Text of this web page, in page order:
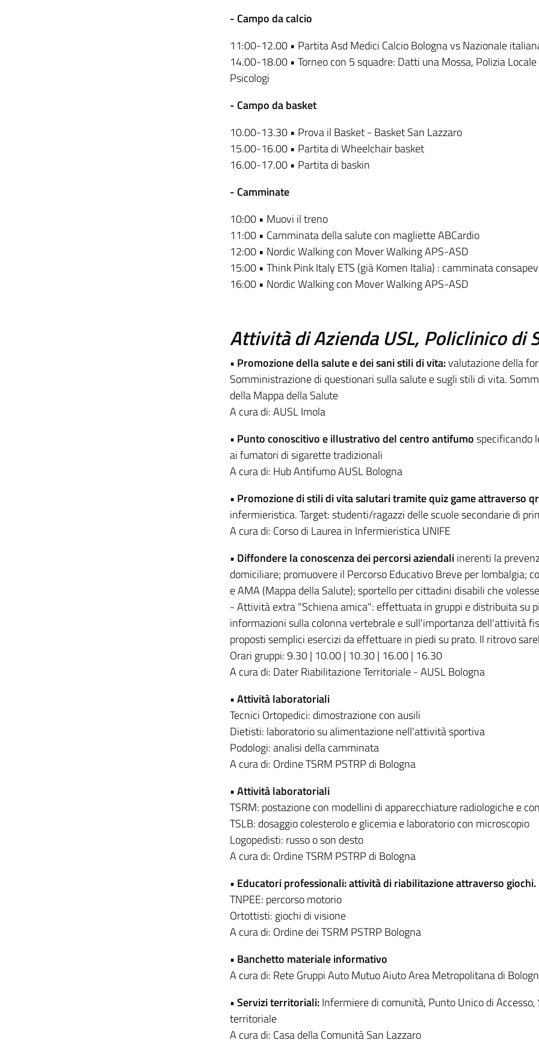
- Campo da calcio
11:00-12.00 • Partita Asd Medici Calcio Bologna vs Nazionale
14.00-18.00 • Torneo con 5 squadre: Datti una Mossa, Polizia
Psicologi
- Campo da basket
10.00-13.30 • Prova il Basket - Basket San Lazzaro
15.00-16.00 • Partita di Wheelchair basket
16.00-17.00 • Partita di baskin
- Camminate
10:00 • Muovi il treno
11:00 • Camminata della salute con magliette ABCardio
12:00 • Nordic Walking con Mover Walking APS-ASD
15:00 • Think Pink Italy ETS (già Komen Italia) : camminata
16:00 • Nordic Walking con Mover Walking APS-ASD
Attività di Azienda USL, Policlinico di
• Promozione della salute e dei sani stili di vita:valutazione della
Somministrazione di questionari sulla salute e sugli stili di vita.
della Mappa della Salute
A cura di: AUSL Imola
• Punto conoscitivo e illustrativo del centro antifumospecificando
ai fumatori di sigarette tradizionali
A cura di: Hub Antifumo AUSL Bologna
• Promozione di stili di vita salutari tramite quiz game attraverso
infermieristica. Target: studenti/ragazzi delle scuole secondarie di
A cura di: Corso di Laurea in Infermieristica UNIFE
• Diffondere la conoscenza dei percorsi aziendaliinerenti la
domiciliare; promuovere il Percorso Educativo Breve per lombalgia;
e AMA (Mappa della Salute); sportello per cittadini disabili che
- Attività extra "Schiena amica": effettuata in gruppi e distribuita su
informazioni sulla colonna vertebrale e sull'importanza dell'attività
proposti semplici esercizi da effettuare in piedi su prato. Il ritrovo
Orari gruppi: 9.30 | 10.00 | 10.30 | 16.00 | 16.30
A cura di: Dater Riabilitazione Territoriale - AUSL Bologna
•Attività laboratoriali
Tecnici Ortopedici: dimostrazione con ausili
Dietisti: laboratorio su alimentazione nell'attività sportiva
Podologi: analisi della camminata
A cura di: Ordine TSRM PSTRP di Bologna
•Attività laboratoriali
TSRM: postazione con modellini di apparecchiature radiologiche e
TSLB: dosaggio colesterolo e glicemia e laboratorio con microscopio
Logopedisti: russo o son desto
A cura di: Ordine TSRM PSTRP di Bologna
• Educatori professionali: attività di riabilitazione attraverso giochi.
TNPEE: percorso motorio
Ortottisti: giochi di visione
A cura di: Ordine dei TSRM PSTRP Bologna
• Banchetto materiale informativo
A cura di: Rete Gruppi Auto Mutuo Aiuto Area Metropolitana di
•Servizi territoriali:Infermiere di comunità, Punto Unico di
territoriale
A cura di: Casa della Comunità San Lazzaro